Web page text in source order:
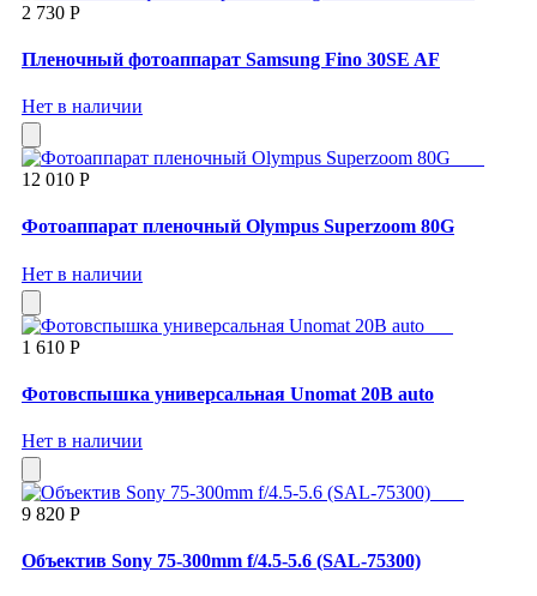
2 730 Р
Пленочный фотоаппарат Samsung Fino 30SE AF
Нет в наличии
12 010 Р
Фотоаппарат пленочный Olympus Superzoom 80G
Нет в наличии
1 610 Р
Фотовспышка универсальная Unomat 20B auto
Нет в наличии
9 820 Р
Объектив Sony 75-300mm f/4.5-5.6 (SAL-75300)